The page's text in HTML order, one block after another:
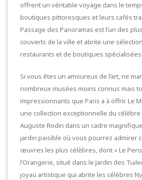
offrent un véritable voyage dans le
boutiques pittoresques et leurs cafés
Passage des Panoramas est l’un des
couverts de la ville et abrite une
restaurants et de boutiques spécialisées.
Si vous êtes un amoureux de l’art, ne
nombreux musées moins connus mais
impressionnants que Paris a à offrir. Le
une collection exceptionnelle du
Auguste Rodin dans un cadre
jardin paisible où vous pourrez admirer
œuvres les plus célèbres, dont « Le
l’Orangerie, situé dans le Jardin des
joyau artistique qui abrite les célèbres